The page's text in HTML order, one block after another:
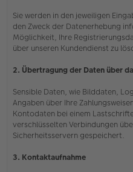
Sie werden in den jeweiligen
den Zweck der Datenerhebung
Möglichkeit, Ihre
über unseren Kundendienst zu
2. Übertragung der Daten über
Sensible Daten, wie Bilddaten,
Angaben über Ihre
Kontodaten bei einem
verschlüsselten Verbindungen
Sicherheitsservern gespeichert.
3. Kontaktaufnahme